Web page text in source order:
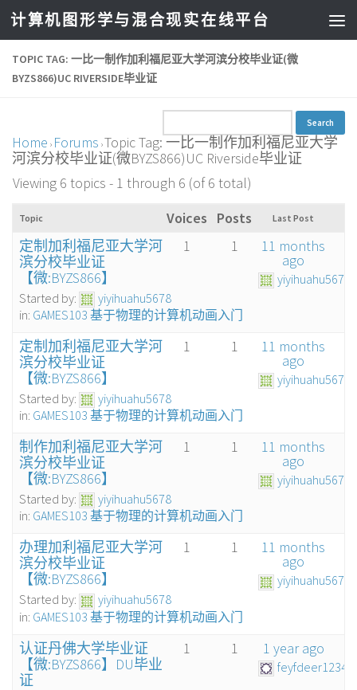
计算机图形学与混合现实在线平台
TOPIC TAG: 一比一制作加利福尼亚大学河滨分校毕业证(微
BYZS866)UC RIVERSIDE毕业证
Home › Forums ›Topic Tag: 一比一制作加利福尼亚大学
河滨分校毕业证(微BYZS866)UC Riverside毕业证
Viewing 6 topics - 1 through 6 (of 6 total)
Topic Voices Posts Last Post
定制加利福尼亚大学河
滨分校毕业证
【微:BYZS866】
Started by:
yiyihuahu5678
in: GAMES103 基于物理的计算机动画入门
1 1 11 months
ago
yiyihuahu5678
定制加利福尼亚大学河
滨分校毕业证
【微:BYZS866】
Started by:
yiyihuahu5678
in: GAMES103 基于物理的计算机动画入门
1 1 11 months
ago
yiyihuahu5678
制作加利福尼亚大学河
滨分校毕业证
【微:BYZS866】
Started by:
yiyihuahu5678
in: GAMES103 基于物理的计算机动画入门
1 1 11 months
ago
yiyihuahu5678
办理加利福尼亚大学河
滨分校毕业证
【微:BYZS866】
Started by:
yiyihuahu5678
in: GAMES103 基于物理的计算机动画入门
1 1 11 months
ago
yiyihuahu5678
认证丹佛大学毕业证
【微:BYZS866】DU毕业
证
1 1 1 year ago
feyfdeer1234